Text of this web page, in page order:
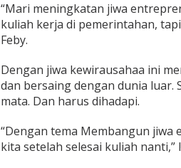
“Mari meningkatan jiwa
kuliah kerja di pemerintahan,
Feby.
Dengan jiwa kewirausahaa ini
dan bersaing dengan dunia luar.
mata. Dan harus dihadapi.
“Dengan tema Membangun
kita setelah selesai kuliah nanti,”